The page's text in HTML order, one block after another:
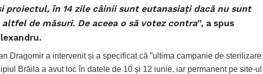
proiectul, în 14 zile câinii sunt eutanasiați dacă nu sunt
de măsuri. De aceea o să votez contra”, a spus
Dragomir a intervenit și a specificat că ”ultima campanie de sterilizare
Brăila a avut loc în datele de 10 și 12 iunie, iar permanent pe site-ul